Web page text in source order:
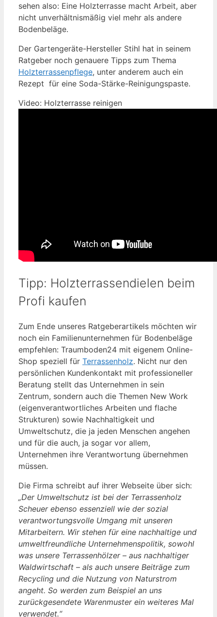
sehen also: Eine Holzterrasse macht Arbeit, aber
nicht unverhältnismäßig viel mehr als andere
Bodenbeläge.
Der Gartengeräte-Hersteller Stihl hat in seinem
Ratgeber noch genauere Tipps zum Thema
Holzterrassenpflege, unter anderem auch ein
Rezept für eine Soda-Stärke-Reinigungspaste.
Video: Holzterrasse reinigen
Tipp: Holzterrassendielen beim
Profi kaufen
Zum Ende unseres Ratgeberartikels möchten wir
noch ein Familienunternehmen für Bodenbeläge
empfehlen: Traumboden24 mit eigenem Online-
Shop speziell für Terrassenholz. Nicht nur den
persönlichen Kundenkontakt mit professioneller
Beratung stellt das Unternehmen in sein
Zentrum, sondern auch die Themen New Work
(eigenverantwortliches Arbeiten und flache
Strukturen) sowie Nachhaltigkeit und
Umweltschutz, die ja jeden Menschen angehen
und für die auch, ja sogar vor allem,
Unternehmen ihre Verantwortung übernehmen
müssen.
Die Firma schreibt auf ihrer Webseite über sich:
„Der Umweltschutz ist bei der Terrassenholz
Scheuer ebenso essenziell wie der sozial
verantwortungsvolle Umgang mit unseren
Mitarbeitern. Wir stehen für eine nachhaltige und
umweltfreundliche Unternehmenspolitik, sowohl
was unsere Terrassenhölzer – aus nachhaltiger
Waldwirtschaft – als auch unsere Beiträge zum
Recycling und die Nutzung von Naturstrom
angeht. So werden zum Beispiel an uns
zurückgesendete Warenmuster ein weiteres Mal
verwendet.“